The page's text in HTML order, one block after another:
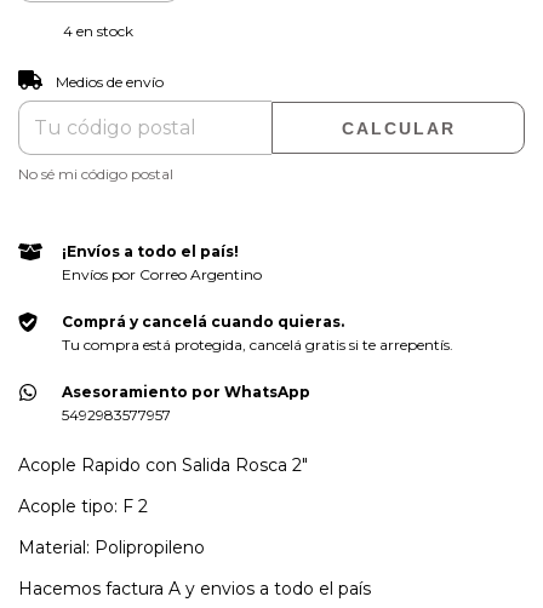
4 en stock
Entregas para el CP:
Medios de envío
CALCULAR
No sé mi código postal
¡Envíos a todo el país!
Envíos por Correo Argentino
Comprá y cancelá cuando quieras.
Tu compra está protegida, cancelá gratis si te arrepentís.
Asesoramiento por WhatsApp
5492983577957
Acople Rapido con Salida Rosca 2"
Acople tipo: F 2
Material: Polipropileno
Hacemos factura A y envios a todo el país